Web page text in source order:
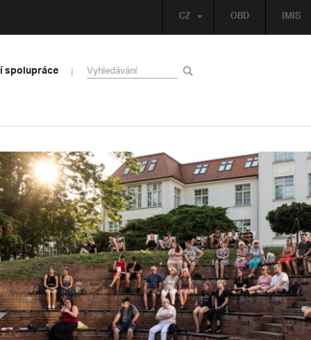
OBD IMIS
CZ
spolupráce